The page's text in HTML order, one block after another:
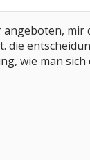
angeboten,
die
wie man